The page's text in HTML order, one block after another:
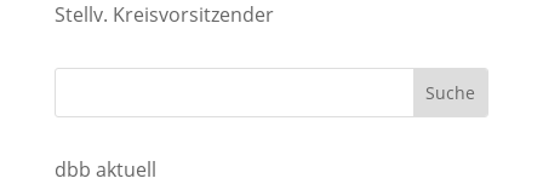
Stellv. Kreisvorsitzender
dbb aktuell